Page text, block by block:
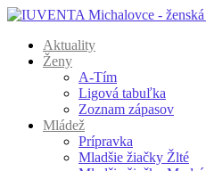
Aktuality
Ženy
A-Tím
Ligová tabuľka
Zoznam zápasov
Mládež
Prípravka
Mladšie žiačky Žlté